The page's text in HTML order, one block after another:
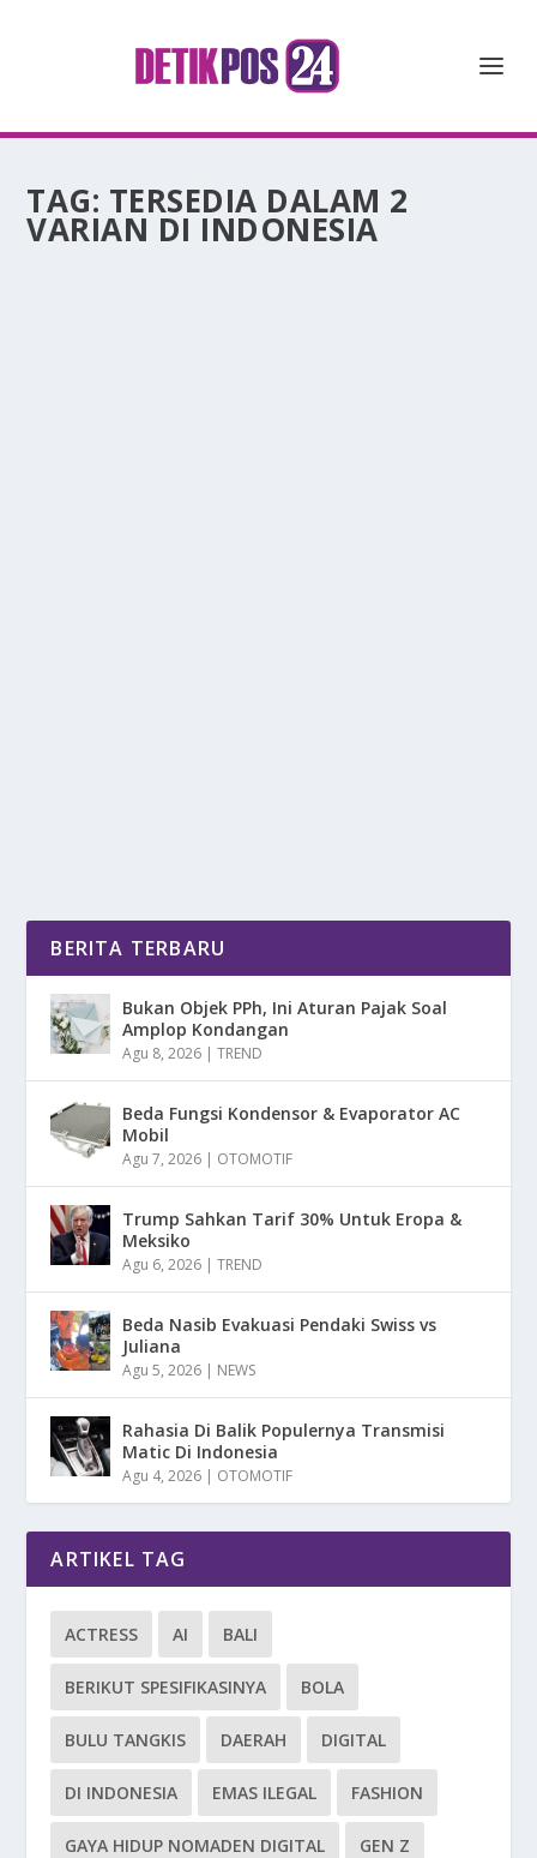
TAG: TERSEDIA DALAM 2
VARIAN DI INDONESIA
BERITA TERBARU
Bukan Objek PPh, Ini Aturan Pajak Soal
Amplop Kondangan
Agu 8, 2026 |TREND
Beda Fungsi Kondensor & Evaporator AC
Mobil
Agu 7, 2026 | OTOMOTIF
Trump Sahkan Tarif 30% Untuk Eropa &
Meksiko
Agu 6, 2026 |TREND
Beda Nasib Evakuasi Pendaki Swiss vs
Juliana
Agu 5, 2026 | NEWS
Rahasia Di Balik Populernya Transmisi
Matic Di Indonesia
Agu 4, 2026 | OTOMOTIF
ARTIKEL TAG
ACTRESS AI BALI
BERIKUT SPESIFIKASINYA BOLA
BULU TANGKIS DAERAH DIGITAL
DI INDONESIA EMAS ILEGAL FASHION
GAYA HIDUP NOMADEN DIGITAL GEN Z